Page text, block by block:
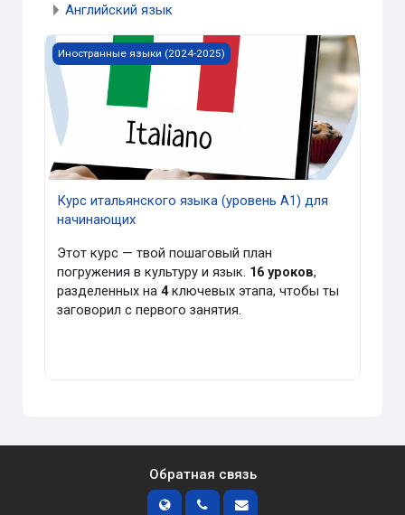
Английский язык
Изображение курса Курс итальянского языка
Иностранные языки (2024-2025)
Курс итальянского языка (уровень А1) для
начинающих
Этот курс — твой пошаговый план
погружения в культуру и язык. 16 уроков,
разделенных на4ключевых этапа, чтобы ты
заговорил с первого занятия.
Обратная связь